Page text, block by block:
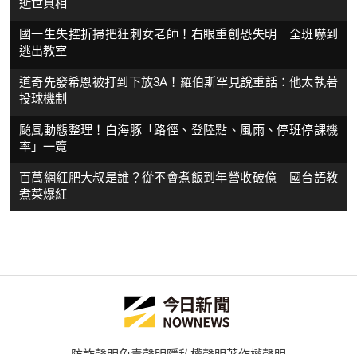
逝世真相
國一生失控折掃把狂刺女老師！右眼重創恐失明 全班嚇到
逃出教室
道奇先發希恩被打到下放3A！羅伯斯罕見說重話：他太執著
投球機制
颱風動態整理！白海豚「路徑、登陸點、風雨、停班停課機
率」一覽
百萬網紅肥大叔是誰？從不會煮飯到年營收破億 國台語教
煮菜爆紅